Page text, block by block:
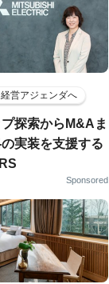
営アジェンダへ
探索からM&Aま
実装を支援する
Sponsored